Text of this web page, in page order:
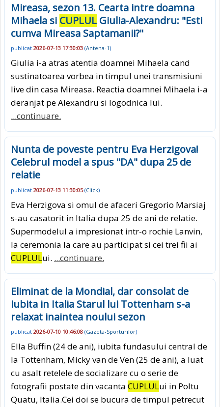
Mireasa, sezon 13. Cearta intre doamna
Mihaela si CUPLUL Giulia-Alexandru: "Esti
cumva Mireasa Saptamanii?"
publicat 2026-07-13 17:30:03 (Antena-1)
Giulia i-a atras atentia doamnei Mihaela cand
sustinatoarea vorbea in timpul unei transmisiuni
live din casa Mireasa. Reactia doamnei Mihaela i-a
deranjat pe Alexandru si logodnica lui.
...continuare.
Nunta de poveste pentru Eva Herzigova!
Celebrul model a spus "DA" dupa 25 de
relatie
publicat 2026-07-13 11:30:05(Click)
Eva Herzigova si omul de afaceri Gregorio Marsiaj
s-au casatorit in Italia dupa 25 de ani de relatie.
Supermodelul a impresionat intr-o rochie Lanvin,
la ceremonia la care au participat si cei trei fii ai
CUPLULui. ...continuare.
Eliminat de la Mondial, dar consolat de
iubita in Italia Starul lui Tottenham s-a
relaxat inaintea noului sezon
publicat 2026-07-10 10:46:08 (Gazeta-Sporturilor)
Ella Buffin (24 de ani), iubita fundasului central de
la Tottenham, Micky van de Ven (25 de ani), a luat
cu asalt retelele de socializare cu o serie de
fotografii postate din vacanta CUPLULui in Poltu
Quatu, Italia.Cei doi se bucura de timpul petrecut